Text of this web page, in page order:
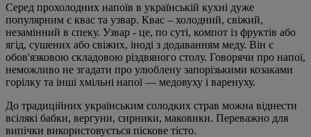
Серед прохолодних напоїв в українській кухні дуже
популярним є квас та узвар. Квас – холодний, свіжий,
незамінний в спеку. Узвар - це, по суті, компот із фруктів або
ягід, сушених або свіжих, іноді з додаванням меду. Він є
обов'язковою складовою різдвяного столу. Говорячи про напої,
неможливо не згадати про улюблену запорізькими козаками
горілку та інші хмільні напої — медовуху і варенуху.
До традиційних українським солодких страв можна віднести
всілякі бабки, вергуни, сирники, маковики. Переважно для
випічки використовується піскове тісто.